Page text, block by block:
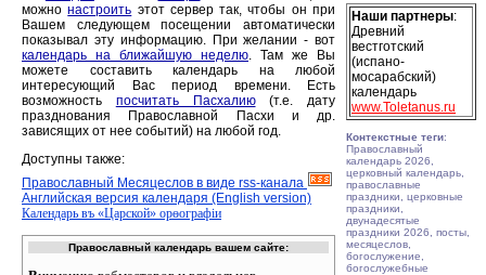
можнонастроить этот сервер так, чтобы он при
Вашем следующем посещении автоматически
показывал эту информацию. При желании - вот
календарь на ближайшую неделю. Там же Вы
можете составить календарь на любой
интересующий Вас период времени. Есть
возможность посчитать Пасхалию(т.е. дату
празднования Православной Пасхи и др.
зависящих от нее событий) на любой год.
Доступны также:
Православный Месяцеслов в виде rss-канала
Английская версия календаря (English version)
Календарь въ «Царской» орѳографiи
Православный календарь вашем сайте:
Наши партнеры:
Древний
вестготский
(испано-
мосарабский)
календарь
www.Toletanus.ru
Контекстные теги:
Православный
календарь 2026,
церковный календарь,
православные
праздники, церковные
праздники,
двунадесятые
праздники 2026, посты,
месяцеслов,
богослужение,
богослужебные